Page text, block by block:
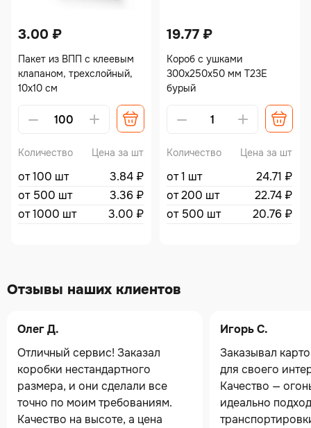
3.00 ₽
Пакет из ВПП с клеевым
клапаном, трехслойный,
10х10 см
Количество Цена за шт
от 100 шт 3.84 ₽
от 500 шт
3.36 ₽
от 1000 шт
3.00 ₽
19.77 ₽
Короб с ушками
300х250х50 мм Т23Е
бурый
Количество Цена за шт
от 1 шт 24.71 ₽
от 200 шт
22.74 ₽
от 500 шт
20.76 ₽
Отзывы наших клиентов
Олег Д.
Отличный сервис! Заказал
коробки нестандартного
размера, и они сделали все
точно по моим требованиям.
Качество на высоте, а цена
Игорь С.
Заказывал
для своего
Качество —
идеально